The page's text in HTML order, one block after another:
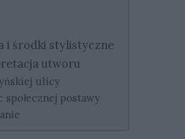
i środki stylistyczne
utworu
ulicy
społecznej postawy